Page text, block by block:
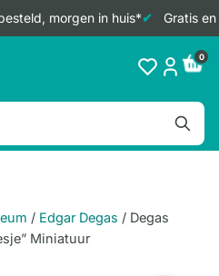
morgen in huis* Gratis
0
/ Edgar Degas / Degas
Miniatuur